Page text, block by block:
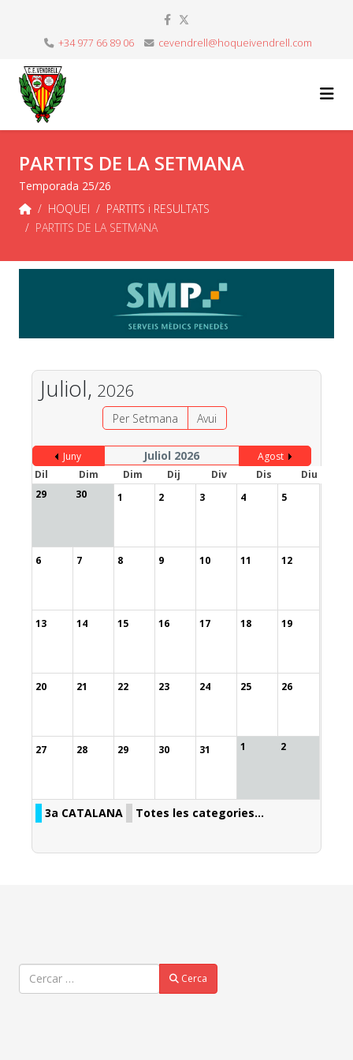
+34 977 66 89 06 cevendrell@hoqueivendrell.com
PARTITS DE LA SETMANA
Temporada 25/26
HOQUEI
PARTITS i RESULTATS
PARTITS DE LA SETMANA
Juliol, 2026
Per Setmana Avui
Juny Juliol 2026
Agost
Dil
Dim Dim Dij Div Dis
Diu
29
30 1 2 3 4 5
6 7 8 9 10 11 12
13 14 15 16 17 18 19
20 21 22 23 24 25 26
27 28 29 30 31 1 2
3a CATALANA Totes les categories...
Cercar Cerca